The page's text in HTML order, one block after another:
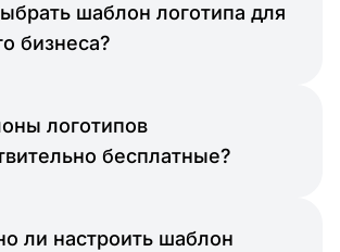
шаблон логотипа для
бизнеса?
логотипов
бесплатные?
ли настроить шаблон